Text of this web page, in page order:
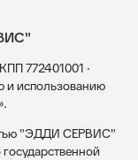
772401001 ·
и использованию
"ЭДДИ СЕРВИС"